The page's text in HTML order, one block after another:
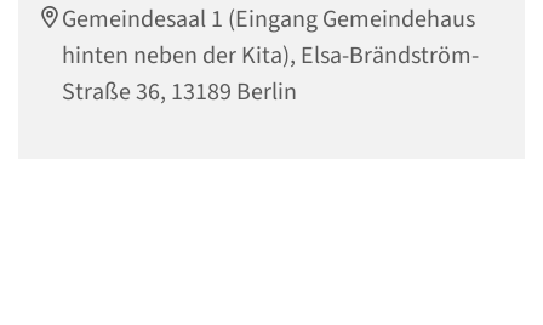
Gemeindesaal 1 (Eingang Gemeindehaus
hinten neben der Kita), Elsa-Brändström-
Straße 36, 13189 Berlin